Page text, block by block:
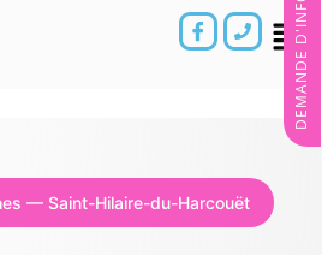
— Saint-Hilaire-du-Harcouët